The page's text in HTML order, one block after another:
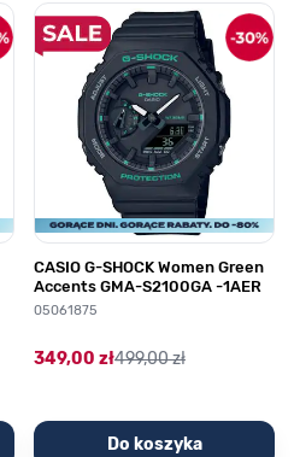
CASIO G-SHOCK Women Green
Accents GMA-S2100GA -1AER
05061875
349,00 zł499,00 zł
Do koszyka